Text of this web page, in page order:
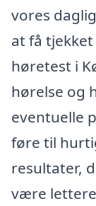
vores
at få
høretest i
hørelse og
eventuelle
føre til
resultater,
være